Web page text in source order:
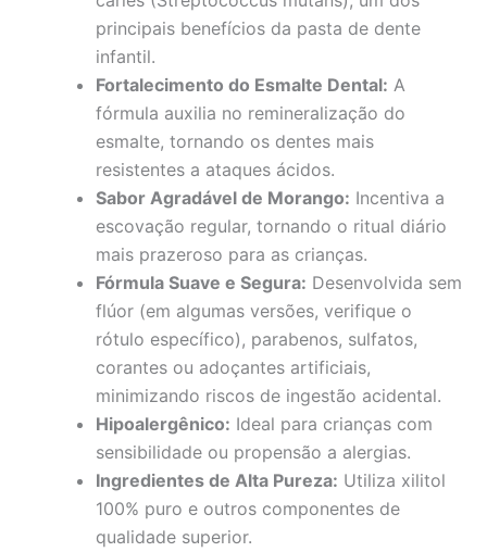
principais benefícios da pasta de dente
infantil.
Fortalecimento do Esmalte Dental: A
fórmula auxilia no remineralização do
esmalte, tornando os dentes mais
resistentes a ataques ácidos.
Sabor Agradável de Morango: Incentiva a
escovação regular, tornando o ritual diário
mais prazeroso para as crianças.
Fórmula Suave e Segura: Desenvolvida sem
flúor (em algumas versões, verifique o
rótulo específico), parabenos, sulfatos,
corantes ou adoçantes artificiais,
minimizando riscos de ingestão acidental.
Hipoalergênico: Ideal para crianças com
sensibilidade ou propensão a alergias.
Ingredientes de Alta Pureza: Utiliza xilitol
100% puro e outros componentes de
qualidade superior.